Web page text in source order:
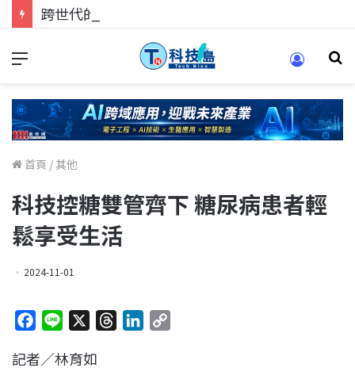
首頁 /其他
科技控糖雙管齊下 糖尿病患者輕
鬆享受生活
2024-11-01
c
n
記者／林育如